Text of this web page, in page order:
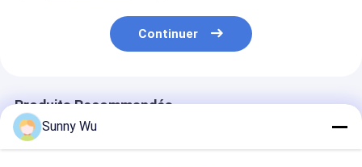
Continuer
Produits Recommandés
Sunny Wu